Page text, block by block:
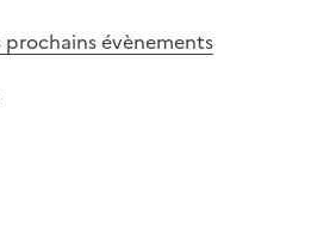
prochains évènements